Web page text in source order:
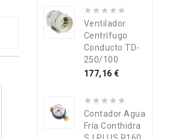
Ventilador
Centrífugo
Conducto TD-
250/100
Precio
177,16 €
Contador Agua
Fría Conthidra